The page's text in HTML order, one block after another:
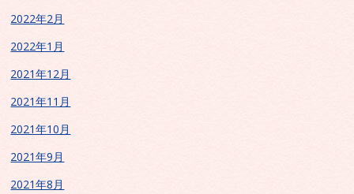
2022年2月
2022年1月
2021年12月
2021年11月
2021年10月
2021年9月
2021年8月